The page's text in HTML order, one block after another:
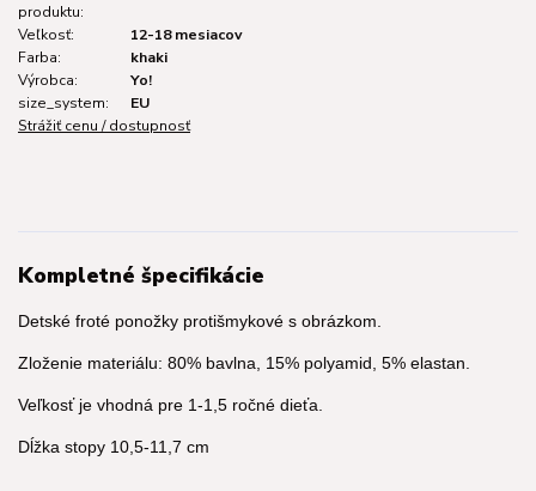
produktu:
Veľkosť:
12-18 mesiacov
Farba:
khaki
Výrobca:
Yo!
size_system:
EU
Strážiť cenu / dostupnosť
Kompletné špecifikácie
Detské froté ponožky protišmykové s obrázkom.
Zloženie materiálu: 80% bavlna, 15% polyamid, 5% elastan.
Veľkosť je vhodná pre 1-1,5 ročné dieťa.
Dĺžka stopy 10,5-11,7 cm